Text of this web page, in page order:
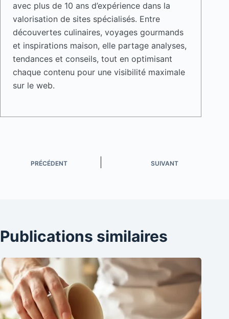
avec plus de 10 ans d’expérience dans la
valorisation de sites spécialisés. Entre
découvertes culinaires, voyages gourmands
et inspirations maison, elle partage analyses,
tendances et conseils, tout en optimisant
chaque contenu pour une visibilité maximale
sur le web.
PRÉCÉDENT SUIVANT
Publications similaires